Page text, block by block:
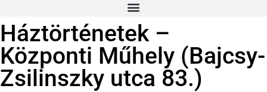
Háztörténetek –
Központi Műhely (Bajcsy-
Zsilinszky utca 83.)